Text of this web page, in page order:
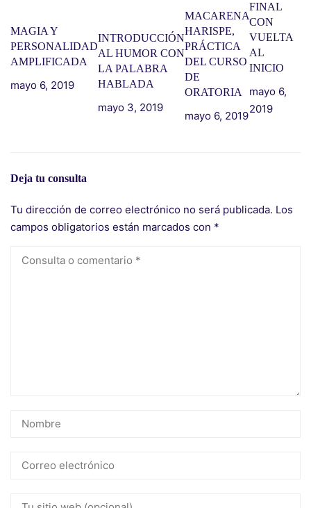
MAGIA Y
PERSONALIDAD
AMPLIFICADA
mayo 6, 2019
INTRODUCCIÓN
AL HUMOR CON
LA PALABRA
HABLADA
mayo 3, 2019
MACARENA
HARISPE,
PRÁCTICA
DEL CURSO
DE
ORATORIA
mayo 6, 2019
FINAL
CON
VUELTA
AL
INICIO
mayo 6,
2019
Deja tu consulta
Tu dirección de correo electrónico no será publicada. Los
campos obligatorios están marcados con *